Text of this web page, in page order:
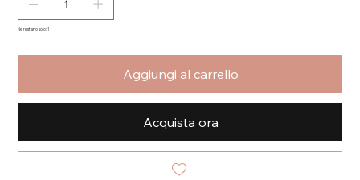
Ne restano solo: 1
Aggiungi al carrello
Acquista ora